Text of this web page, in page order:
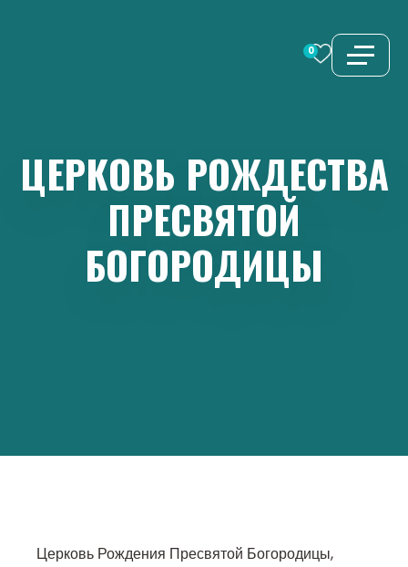
0
ЦЕРКОВЬ РОЖДЕСТВА
ПРЕСВЯТОЙ
БОГОРОДИЦЫ
Церковь Рождения Пресвятой Богородицы,